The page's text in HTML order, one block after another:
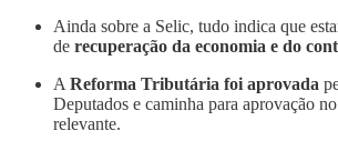
Ainda sobre a Selic, tudo indica que
de recuperação da economia e do
AReforma Tributária foi aprovada
Deputados e caminha para aprovação
relevante.